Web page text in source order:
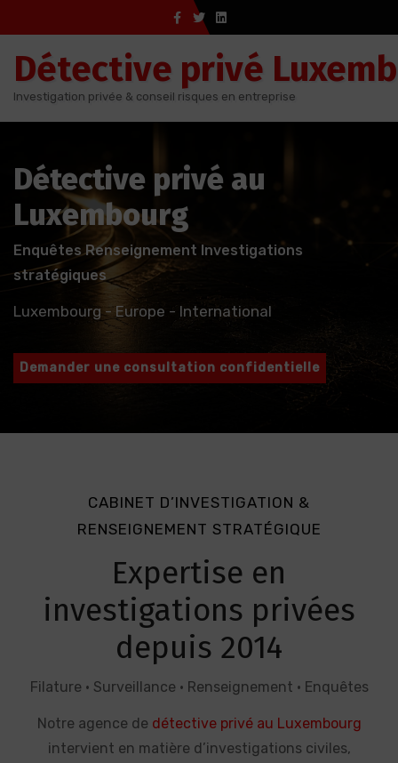
au
contenu
Détective privé
Investigation privée & conseil risques en entreprise
Détective privé au
Luxembourg
Enquêtes Renseignement Investigations
stratégiques
Luxembourg - Europe - International
Demander une consultation confidentielle
CABINET D’INVESTIGATION &
RENSEIGNEMENT STRATÉGIQUE
Expertise en
investigations privées
depuis 2014
Filature • Surveillance • Renseignement • Enquêtes
Notre agence de détective privé au Luxembourg
intervient en matière d’investigations civiles,